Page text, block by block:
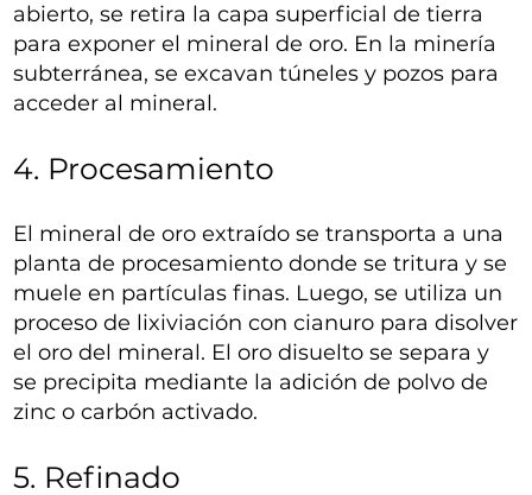
abierto, se retira la capa superficial de tierra
para exponer el mineral de oro. En la minería
subterránea, se excavan túneles y pozos para
acceder al mineral.
4. Procesamiento
El mineral de oro extraído se transporta a una
planta de procesamiento donde se tritura y se
muele en partículas finas. Luego, se utiliza un
proceso de lixiviación con cianuro para disolver
el oro del mineral. El oro disuelto se separa y
se precipita mediante la adición de polvo de
zinc o carbón activado.
5. Refinado